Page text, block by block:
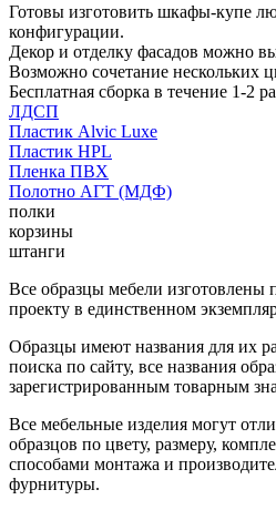
Готовы изготовить шкафы-купе
конфигурации.
Декор и отделку фасадов можно
Возможно сочетание нескольких
Бесплатная сборка в течение 1-2
ЛДСП
Пластик Alvic Luxe
Пластик HPL
Пленка ПВХ
Полотно АГТ (МДФ)
полки
корзины
штанги
Все образцы мебели изготовлены
проекту в единственном
Образцы имеют названия для их
поиска по сайту, все названия
зарегистрированным товарным
Все мебельные изделия могут
образцов по цвету, размеру,
способами монтажа и
фурнитуры.